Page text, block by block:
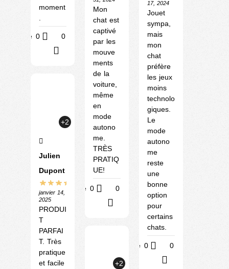
moment
Utile 0 0
+2
Julien
Dupont
janvier 14,
2025
PRODUI
T
PARFAI
T. Très
pratique
et facile
Mon
chat est
captivé
par les
mouve
ments
de la
voiture,
même
en
mode
autono
me.
TRÈS
PRATIQ
UE!
Utile 0 0
+2
17, 2024
Jouet
sympa,
mais
mon
chat
préfère
les jeux
moins
technolo
giques.
Le
mode
autono
me
reste
une
bonne
option
pour
certains
chats.
Utile 0 0